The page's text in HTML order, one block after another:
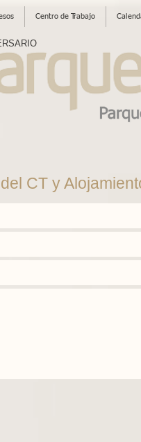
Centro de Trabajo
CT y